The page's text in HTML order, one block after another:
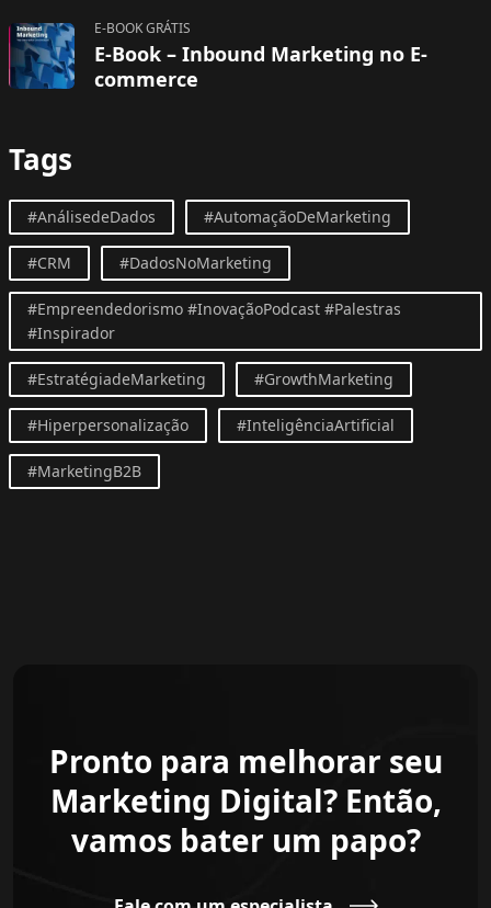
E-BOOK GRÁTIS
E-Book – Inbound Marketing no E-
commerce
Tags
#AnálisedeDados #AutomaçãoDeMarketing
#CRM #DadosNoMarketing
#Empreendedorismo #InovaçãoPodcast #Palestras
#Inspirador
#EstratégiadeMarketing #GrowthMarketing
#Hiperpersonalização #InteligênciaArtificial
#MarketingB2B
Pronto para melhorar seu
Marketing Digital? Então,
vamos bater um papo?